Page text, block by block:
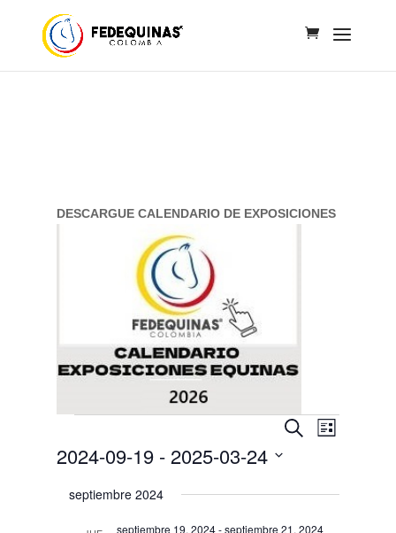
DESCARGUE CALENDARIO DE EXPOSICIONES
de
y
Buscar
de
Evento
Lista
2024-09-19 - 2025-03-24
septiembre 2024
septiembre 19, 2024-septiembre 21, 2024